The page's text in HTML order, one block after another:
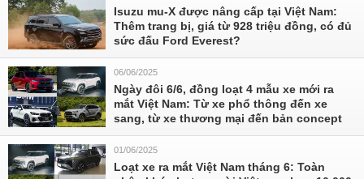
Isuzu mu-X được nâng cấp tại Việt Nam:
Thêm trang bị, giá từ 928 triệu đồng, có đủ
sức đấu Ford Everest?
06/06/2025
Ngày đôi 6/6, đồng loạt 4 mẫu xe mới ra
mắt Việt Nam: Từ xe phổ thông đến xe
sang, từ xe thương mại đến bản concept
01/06/2025
Loạt xe ra mắt Việt Nam tháng 6: Toàn